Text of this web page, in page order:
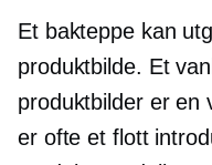
Et bakteppe kan
produktbilde. Et
produktbilder er en
er ofte et flott